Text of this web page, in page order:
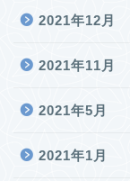
2021年12月
2021年11月
2021年5月
2021年1月